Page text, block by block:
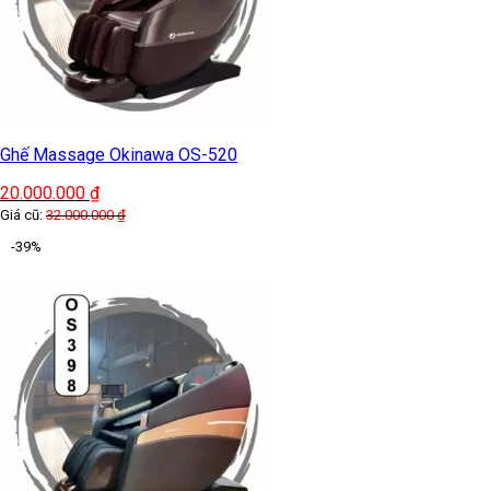
Ghế Massage Okinawa OS-520
20.000.000 ₫
Giá cũ: 32.000.000₫
-39%